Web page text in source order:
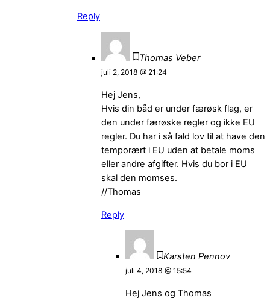
Reply
Thomas Veber
juli 2, 2018 @ 21:24
Hej Jens,
Hvis din båd er under færøsk flag, er
den under færøske regler og ikke EU
regler. Du har i så fald lov til at have den
temporært i EU uden at betale moms
eller andre afgifter. Hvis du bor i EU
skal den momses.
//Thomas
Reply
Karsten Pennov
juli 4, 2018 @ 15:54
Hej Jens og Thomas